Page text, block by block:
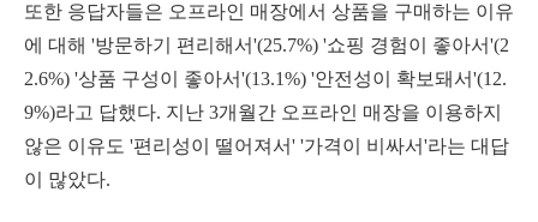
또한 응답자들은 오프라인 매장에서 상품을 구매하는 이유
에 대해 '방문하기 편리해서'(25.7%) '쇼핑 경험이 좋아서'(2
2.6%) '상품 구성이 좋아서'(13.1%) '안전성이 확보돼서'(12.
9%)라고 답했다. 지난 3개월간 오프라인 매장을 이용하지
않은 이유도 '편리성이 떨어져서' '가격이 비싸서'라는 대답
이 많았다.